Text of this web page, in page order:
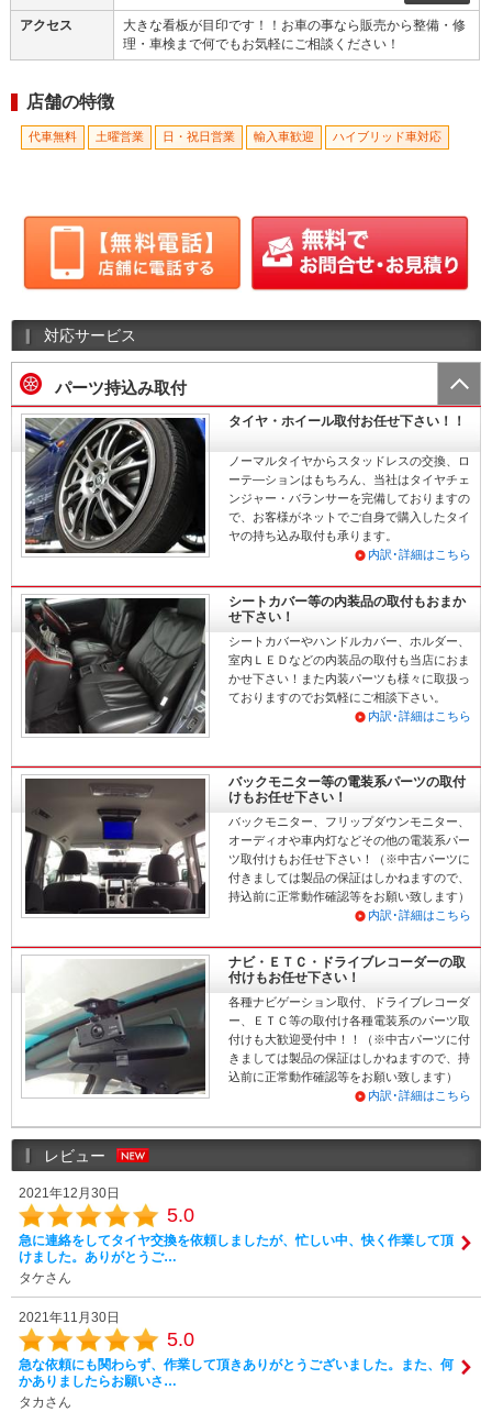
アクセス
大きな看板が目印です！！お車の事なら販売から整備・修
理・車検まで何でもお気軽にご相談ください！
店舗の特徴
代車無料 土曜営業 日・祝日営業 輸入車歓迎 ハイブリッド車対応
対応サービス
パーツ持込み取付
タイヤ・ホイール取付お任せ下さい！！
ノーマルタイヤからスタッドレスの交換、ロ
ーテ―ションはもちろん、当社はタイヤチェ
ンジャー・バランサーを完備しておりますの
で、お客様がネットでご自身で購入したタイ
ヤの持ち込み取付も承ります。
内訳･詳細はこちら
シートカバー等の内装品の取付もおまか
せ下さい！
シートカバーやハンドルカバー、ホルダー、
室内ＬＥＤなどの内装品の取付も当店におま
かせ下さい！また内装パーツも様々に取扱っ
ておりますのでお気軽にご相談下さい。
内訳･詳細はこちら
バックモニター等の電装系パーツの取付
けもお任せ下さい！
バックモニター、フリップダウンモニター、
オーディオや車内灯などその他の電装系パー
ツ取付けもお任せ下さい！（※中古パーツに
付きましては製品の保証はしかねますので、
持込前に正常動作確認等をお願い致します）
内訳･詳細はこちら
ナビ・ＥＴＣ・ドライブレコーダーの取
付けもお任せ下さい！
各種ナビゲーション取付、ドライブレコーダ
ー、ＥＴＣ等の取付け各種電装系のパーツ取
付けも大歓迎受付中！！（※中古パーツに付
きましては製品の保証はしかねますので、持
込前に正常動作確認等をお願い致します）
内訳･詳細はこちら
レビュー
2021年12月30日
5.0
急に連絡をしてタイヤ交換を依頼しましたが、忙しい中、快く作業して頂
けました。ありがとうご…
タケさん
2021年11月30日
5.0
急な依頼にも関わらず、作業して頂きありがとうございました。また、何
かありましたらお願いさ…
タカさん